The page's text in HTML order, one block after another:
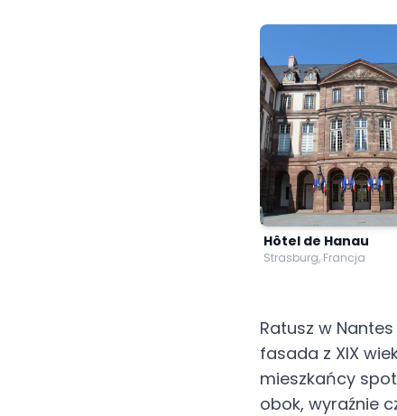
Hôtel de Hanau
Strasburg, Francja
Ratusz w
fasada z XIX
mieszkańcy
obok, wyraźnie